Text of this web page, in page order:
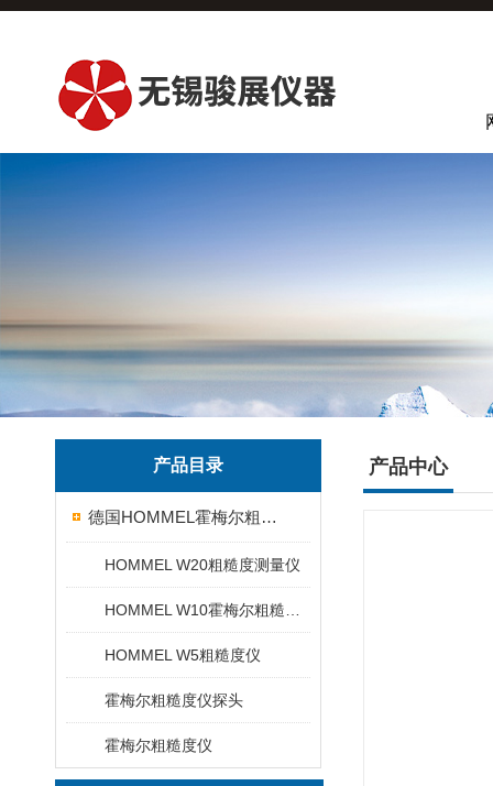
产品目录
德国HOMMEL霍梅尔粗糙度仪
HOMMEL W20粗糙度测量仪
HOMMEL W5粗糙度仪
霍梅尔粗糙度仪探头
霍梅尔粗糙度仪
产品中心